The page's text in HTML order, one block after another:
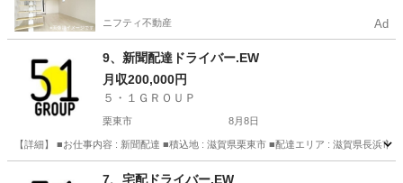
ニフティ不動産 Ad
9、新聞配達ドライバー.EW
月収200,000円
５・１ＧＲＯＵＰ
栗東市 8月8日
【詳細】 ■お仕事内容 : 新聞配達 ■積込地 : 滋賀県栗東市 ■配達エリア : 滋賀県長浜
配送 未経験
7、宅配ドライバー.EW